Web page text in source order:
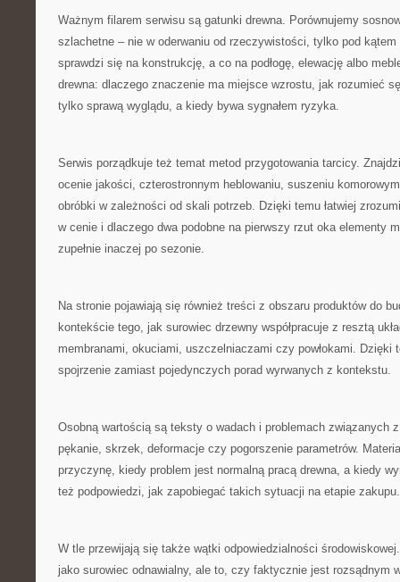
Ważnym filarem serwisu są gatunki drewna. Porównujemy
szlachetne – nie w oderwaniu od rzeczywistości, tylko pod
sprawdzi się na konstrukcję, a co na podłogę, elewację albo
drewna: dlaczego znaczenie ma miejsce wzrostu, jak rozumieć
tylko sprawą wyglądu, a kiedy bywa sygnałem ryzyka.
Serwis porządkuje też temat metod przygotowania tarcicy.
ocenie jakości, czterostronnym heblowaniu, suszeniu
obróbki w zależności od skali potrzeb. Dzięki temu łatwiej
w cenie i dlaczego dwa podobne na pierwszy rzut oka elementy
zupełnie inaczej po sezonie.
Na stronie pojawiają się również treści z obszaru produktów do
kontekście tego, jak surowiec drzewny współpracuje z resztą
membranami, okuciami, uszczelniaczami czy powłokami. Dzięki
spojrzenie zamiast pojedynczych porad wyrwanych z kontekstu.
Osobną wartością są teksty o wadach i problemach związanych
pękanie, skrzek, deformacje czy pogorszenie parametrów.
przyczynę, kiedy problem jest normalną pracą drewna, a kiedy
też podpowiedzi, jak zapobiegać takich sytuacji na etapie zakupu.
W tle przewijają się także wątki odpowiedzialności
jako surowiec odnawialny, ale to, czy faktycznie jest rozsądnym